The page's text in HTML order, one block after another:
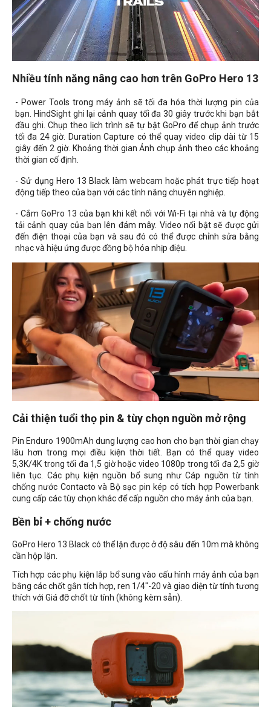
Nhiều tính năng nâng cao hơn trên GoPro Hero 13
- Power Tools trong máy ảnh sẽ tối đa hóa thời lượng pin của
bạn. HindSight ghi lại cảnh quay tối đa 30 giây trước khi bạn bắt
đầu ghi. Chụp theo lịch trình sẽ tự bật GoPro để chụp ảnh trước
tối đa 24 giờ. Duration Capture có thể quay video clip dài từ 15
giây đến 2 giờ. Khoảng thời gian Ảnh chụp ảnh theo các khoảng
thời gian cố định.
- Sử dụng Hero 13 Black làm webcam hoặc phát trực tiếp hoạt
động tiếp theo của bạn với các tính năng chuyên nghiệp.
- Cắm GoPro 13 của bạn khi kết nối với Wi-Fi tại nhà và tự động
tải cảnh quay của bạn lên đám mây. Video nổi bật sẽ được gửi
đến điện thoại của bạn và sau đó có thể được chỉnh sửa bằng
nhạc và hiệu ứng được đồng bộ hóa nhịp điệu.
Cải thiện tuổi thọ pin & tùy chọn nguồn mở rộng
Pin Enduro 1900mAh dung lượng cao hơn cho bạn thời gian chạy
lâu hơn trong mọi điều kiện thời tiết. Bạn có thể quay video
5,3K/4K trong tối đa 1,5 giờ hoặc video 1080p trong tối đa 2,5 giờ
liên tục. Các phụ kiện nguồn bổ sung như Cáp nguồn từ tính
chống nước Contacto và Bộ sạc pin kép có tích hợp Powerbank
cung cấp các tùy chọn khác để cấp nguồn cho máy ảnh của bạn.
Bền bỉ + chống nước
GoPro Hero 13 Black có thể lặn được ở độ sâu đến 10m mà không
cần hộp lặn.
Tích hợp các phụ kiện lắp bổ sung vào cấu hình máy ảnh của bạn
bằng các chốt gắn tích hợp, ren 1/4"-20 và giao diện từ tính tương
thích với Giá đỡ chốt từ tính (không kèm sẵn).